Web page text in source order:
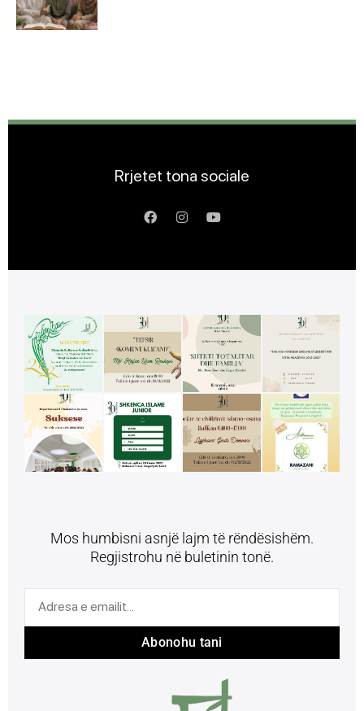
Rrjetet tona sociale
Mos humbisni asnjë lajm të rëndësishëm.
Regjistrohu në buletinin tonë.
Abonohu tani